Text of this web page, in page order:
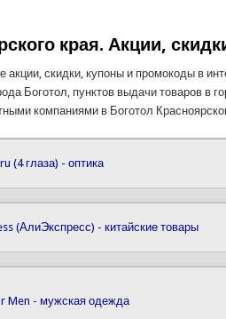
края. Акции,
скидки, купоны и промокоды в
Боготол, пунктов выдачи товаров в
компаниями в Боготол
(4 глаза) - оптика
(АлиЭкспресс) - китайские товары
Men - мужская одежда